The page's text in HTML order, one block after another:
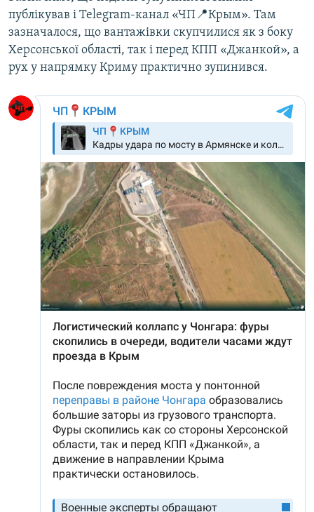
публікував і Telegram-канал «ЧП📍Крым». Там
зазначалося, що вантажівки скупчилися як з боку
Херсонської області, так і перед КПП «Джанкой», а
рух у напрямку Криму практично зупинився.